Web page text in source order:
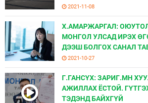
2021-11-08
Х.АМАРЖАРГАЛ:
МОНГОЛ УЛСАД ИРЭХ
ДЭЭШ БОЛГОХ САНАЛ
2021-10-27
Г.ГАНСҮХ: ЗАРИГ.МН
АЖИЛЛАХ ЁСТОЙ.
ТЭДЭНД БАЙХГҮЙ